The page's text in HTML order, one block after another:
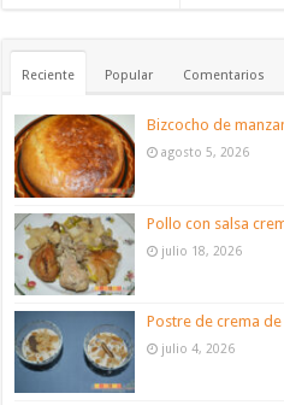
Reciente Popular Comentarios
Bizcocho de
agosto 5, 2026
Pollo con salsa
julio 18, 2026
Postre de crema
julio 4, 2026